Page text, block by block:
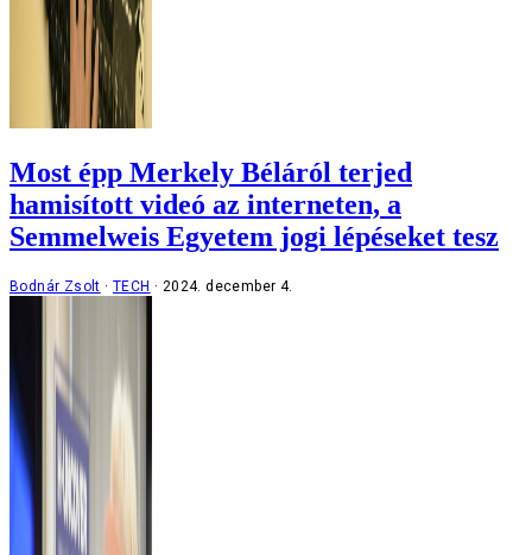
Most épp Merkely Béláról terjed
hamisított videó az interneten, a
Semmelweis Egyetem jogi lépéseket tesz
Bodnár Zsolt TECH 2024. december 4.